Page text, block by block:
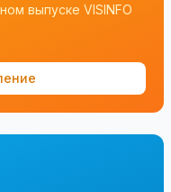
выпуске VISINFO